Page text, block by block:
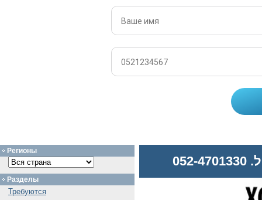
Регионы
Разделы
Требуются